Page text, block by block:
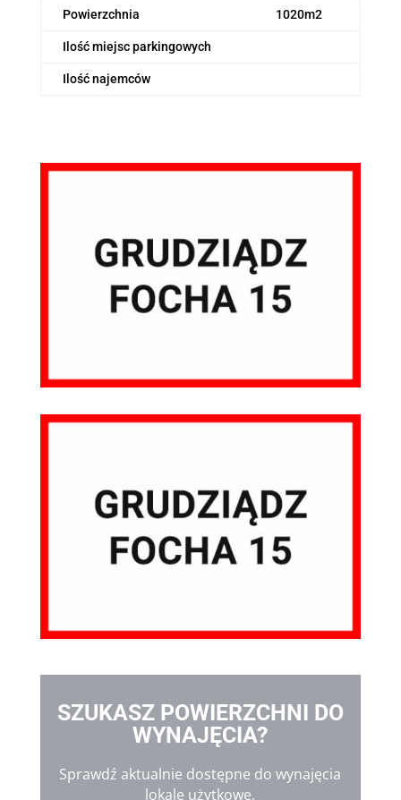
Powierzchnia 1020m2
Ilość miejsc parkingowych
Ilość najemców
SZUKASZ POWIERZCHNI DO
WYNAJĘCIA?
Sprawdź aktualnie dostępne do wynajęcia
lokale użytkowe.